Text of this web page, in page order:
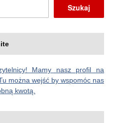
Szukaj
Mamy nasz profil na
można wejść by wspomóc nas
kwotą.